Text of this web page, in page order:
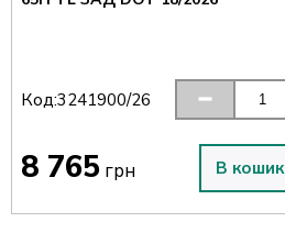
Код:3241900/26
8 765 грн В кошик